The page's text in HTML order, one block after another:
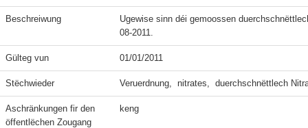
Beschreiwung
Ugewise sinn déi gemoossen
08-2011.
Gülteg vun 01/01/2011
Stëchwieder Veruerdnung,  nitrates,  duerchschnëttlech
Aschränkungen fir den
öffentlëchen Zougang
keng